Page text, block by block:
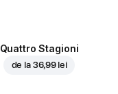
Quattro Stagioni
de la 36,99 lei